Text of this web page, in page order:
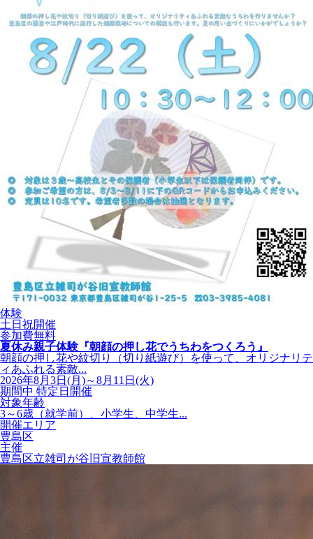
体験
土日祝開催
参加費無料
夏休み親子体験『朝顔の押し花でうちわをつくろう』
朝顔の押し花や紋切り（切り紙遊び）を使って、オリジナリテ
ィあふれる素敵...
2026年8月3日(月)～8月11日(火)
期間中 特定日開催
対象年齢
3～6歳（就学前）、小学生、中学生...
開催エリア
豊島区
主催
豊島区立雑司が谷旧宣教師館